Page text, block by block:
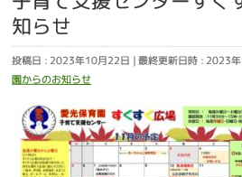
知らせ
投稿日 : 2023年10月22日 最終更新日時 : 2023
園からのお知らせ